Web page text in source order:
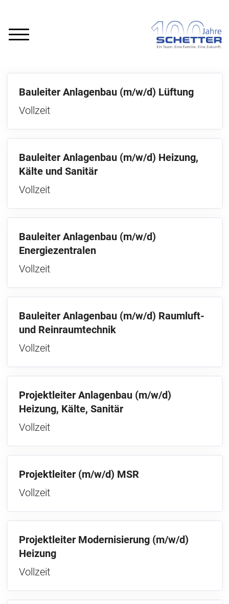
Bauleiter Anlagenbau (m/w/d) Lüftung
Vollzeit
Bauleiter Anlagenbau (m/w/d) Heizung,
Kälte und Sanitär
Vollzeit
Bauleiter Anlagenbau (m/w/d)
Energiezentralen
Vollzeit
Bauleiter Anlagenbau (m/w/d) Raumluft-
und Reinraumtechnik
Vollzeit
Projektleiter Anlagenbau (m/w/d)
Heizung, Kälte, Sanitär
Vollzeit
Projektleiter (m/w/d) MSR
Vollzeit
Projektleiter Modernisierung (m/w/d)
Heizung
Vollzeit